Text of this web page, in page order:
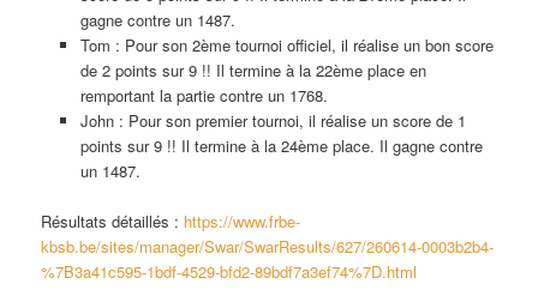
gagne contre un 1487.
Tom : Pour son 2ème tournoi officiel, il réalise un bon score
de 2 points sur 9 !! Il termine à la 22ème place en
remportant la partie contre un 1768.
John : Pour son premier tournoi, il réalise un score de 1
points sur 9 !! Il termine à la 24ème place. Il gagne contre
un 1487.
Résultats détaillés : https://www.frbe-
kbsb.be/sites/manager/Swar/SwarResults/627/260614-0003b2b4-
%7B3a41c595-1bdf-4529-bfd2-89bdf7a3ef74%7D.html